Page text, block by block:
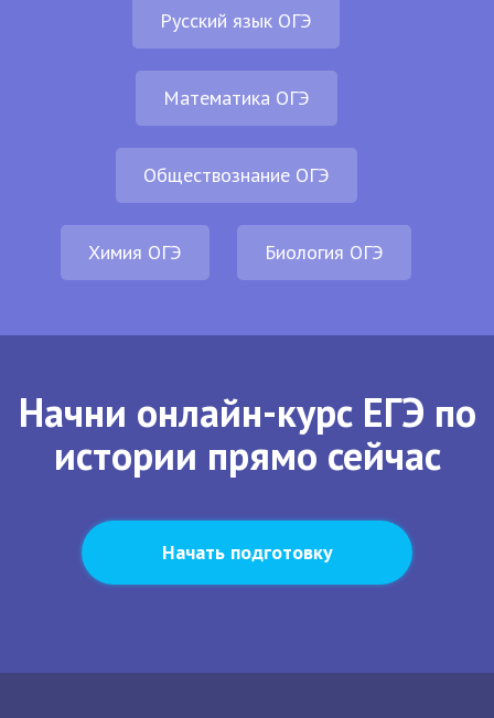
Русский язык ОГЭ
Математика ОГЭ
Обществознание ОГЭ
Химия ОГЭ Биология ОГЭ
Начни онлайн-курс ЕГЭ по
истории прямо сейчас
Начать подготовку